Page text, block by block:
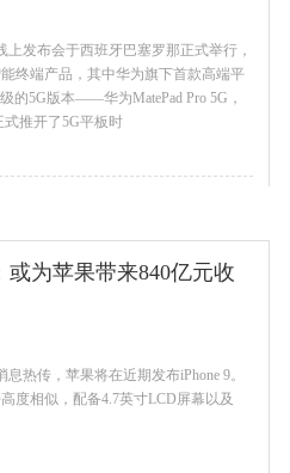
发布会于西班牙巴塞罗那正式举行，
终端产品，其中华为旗下首款高端平
的5G版本——华为MatePad Pro 5G，
推开了5G平板时
或为苹果带来840亿元收
热传，苹果将在近期发布iPhone 9。
度相似，配备4.7英寸LCD屏幕以及